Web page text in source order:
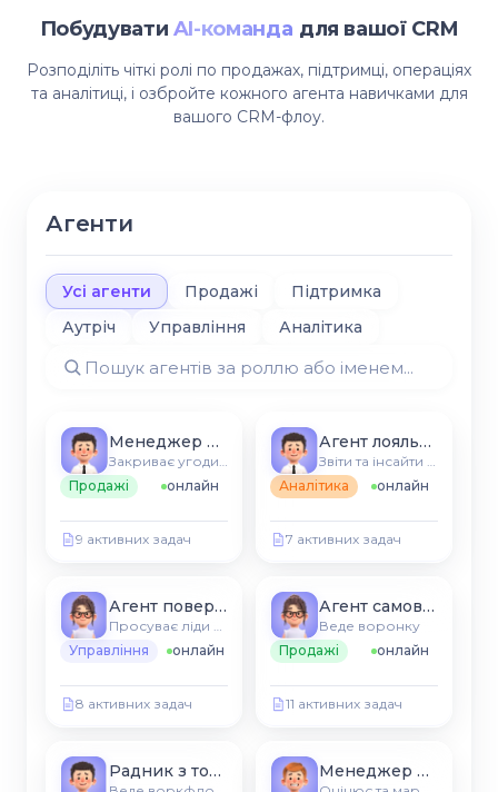
Побудувати AI-команда для вашої CRM
Розподіліть чіткі ролі по продажах, підтримці, операціях
та аналітиці, і озбройте кожного агента навичками для
вашого CRM-флоу.
Агенти
Усі агенти Продажі
Підтримка
Аутріч
Управління Аналітика
Менеджер рітейлу
Продажі
онлайн
9 активних задач
Агент лояльності
Аналітика
онлайн
7 активних задач
Агент повернення клієнтів
Управління
онлайн
8 активних задач
Агент самовивозу
Веде воронку
Продажі
онлайн
11 активних задач
Радник з товарів Менеджер воронки